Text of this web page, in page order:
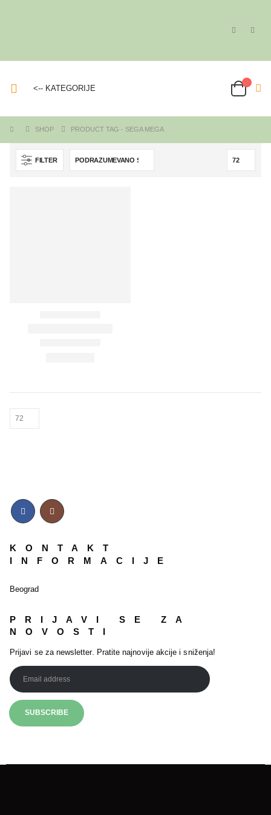
<-- KATEGORIJE
SHOP PRODUCT TAG - SEGA MEGA
FILTER
KONTAKT
INFORMACIJE
Beograd
PRIJAVI SE ZA
NOVOSTI
Prijavi se za newsletter. Pratite najnovije akcije i sniženja!